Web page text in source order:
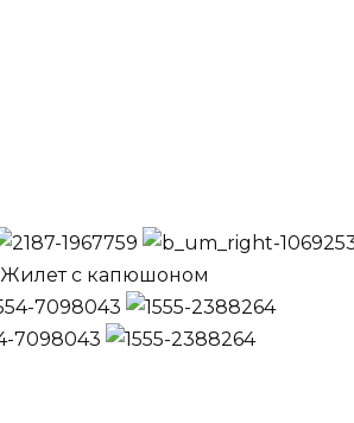
Жилет с капюшоном